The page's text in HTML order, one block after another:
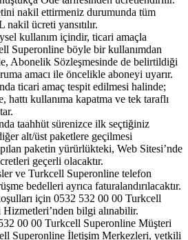
nakil ettirmeniz durumunda tüm
ücreti yansıtılır.
kullanım içindir, ticari amaçla
Superonline böyle bir kullanımdan
Abonelik Sözleşmesinde de belirtildiği
amacı ile öncelikle aboneyi uyarır.
ticari amaç tespit edilmesi halinde;
hattı kullanıma kapatma ve tek taraflı
taahhüt sürenizce ilk seçtiğiniz
alt/üst paketlere geçilmesi
paketin yürürlükteki, Web Sitesi’nde
geçerli olacaktır.
ve Turkcell Superonline telefon
bedelleri ayrıca faturalandırılacaktır.
için 0532 532 00 00 Turkcell
bilgi alınabilir.
00 00 Turkcell Superonline Müşteri
Superonline İletişim Merkezleri, yetkili